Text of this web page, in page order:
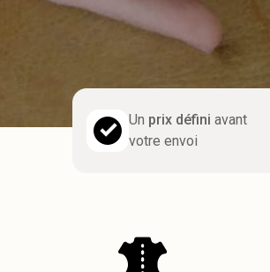
Un prix défini avant
votre envoi